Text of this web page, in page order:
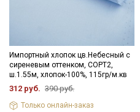
Импортный хлопок цв.Небесный с
сиреневым оттенком, СОРТ2,
ш.1.55м, хлопок-100%, 115гр/м.кв
312 руб. 390 руб.
Только онлайн-заказ